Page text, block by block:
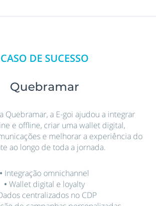
CASO DE SUCESSO
Quebramar
Quebramar, a E-goi ajudou a integrar
e offline, criar uma wallet digital,
e melhorar a experiência do
ao longo de toda a jornada.
• Integração omnichannel
• Wallet digital e loyalty
centralizados no CDP